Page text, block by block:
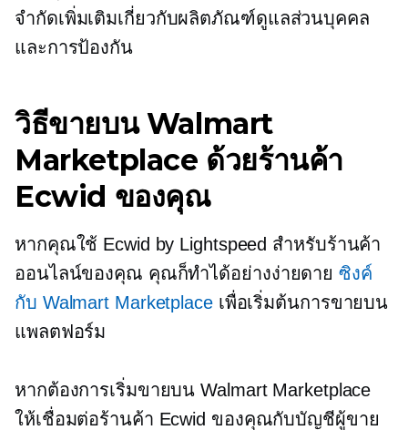
จำกัดเพิ่มเติมเกี่ยวกับผลิตภัณฑ์ดูแลส่วนบุคคล
และการป้องกัน
วิธีขายบน Walmart
Marketplace ด้วยร้านค้า
Ecwid ของคุณ
หากคุณใช้ Ecwid by Lightspeed สำหรับร้านค้า
ออนไลน์ของคุณ คุณก็ทำได้อย่างง่ายดายซิงค์
กับ Walmart Marketplaceเพื่อเริ่มต้นการขายบน
แพลตฟอร์ม
หากต้องการเริ่มขายบน Walmart Marketplace
ให้เชื่อมต่อร้านค้า Ecwid ของคุณกับบัญชีผู้ขาย